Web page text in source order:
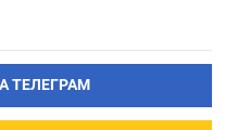
ТЕЛЕГРАМ